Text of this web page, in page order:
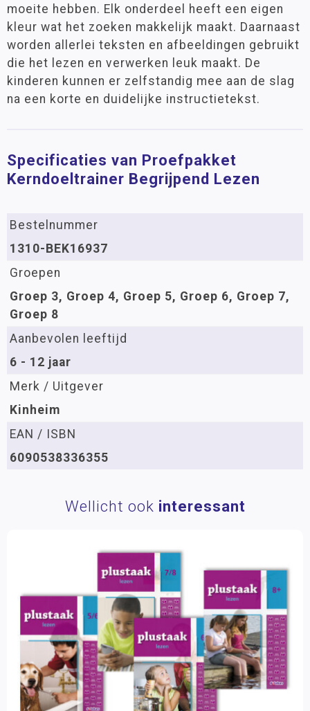
moeite hebben. Elk onderdeel heeft een eigen
kleur wat het zoeken makkelijk maakt. Daarnaast
worden allerlei teksten en afbeeldingen gebruikt
die het lezen en verwerken leuk maakt. De
kinderen kunnen er zelfstandig mee aan de slag
na een korte en duidelijke instructietekst.
Specificaties van Proefpakket
Kerndoeltrainer Begrijpend Lezen
Bestelnummer
1310-BEK16937
Groepen
Groep 3, Groep 4, Groep 5, Groep 6, Groep 7,
Groep 8
Aanbevolen leeftijd
6 - 12 jaar
Merk / Uitgever
Kinheim
EAN / ISBN
6090538336355
Wellicht ook interessant